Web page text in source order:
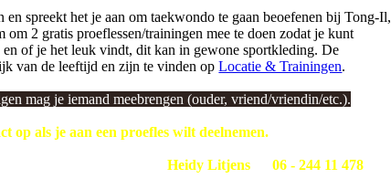
en spreekt het je aan om taekwondo te gaan beoefenen bij Tong-Il,
om 2 gratis proeflessen/trainingen mee te doen zodat je kunt
of je het leuk vindt, dit kan in gewone sportkleding. De
van de leeftijd en zijn te vinden opLocatie & Trainingen.
mag je iemand meebrengen (ouder, vriend/vriendin/etc.).
op als je aan een proefles wilt deelnemen.
met de hoofdtrainerHeidy Litjens op06 - 244 11 478